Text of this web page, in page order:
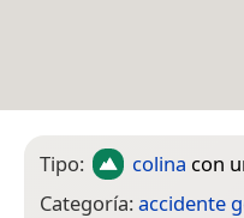
Tipo: colina con
Categoría:accidente